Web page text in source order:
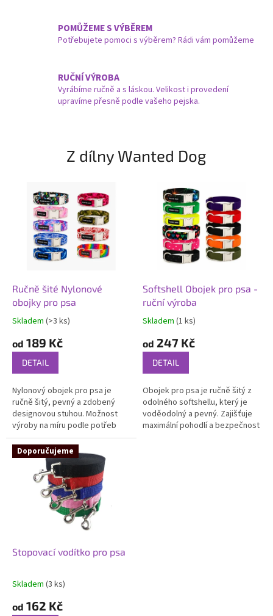
POMŮŽEME S VÝBĚREM
Potřebujete pomoci s výběrem? Rádi vám pomůžeme
RUČNÍ VÝROBA
Vyrábíme ručně a s láskou. Velikost i provedení
upravíme přesně podle vašeho pejska.
Z dílny Wanted Dog
Ručně šité Nylonové
obojky pro psa
Průměrné
produktu
4,5
5
hvězdiček.
Skladem (>3 ks)
od 189 Kč
DETAIL
Nylonový obojek pro psa je
ručně šitý, pevný a zdobený
designovou stuhou. Možnost
výroby na míru podle potřeb
vašeho psa.
Softshell Obojek pro psa -
ruční výroba
Průměrné
produktu
5,0
5
hvězdiček.
Skladem (1 ks)
od 247 Kč
DETAIL
Obojek pro psa je ručně šitý z
odolného softshellu, který je
voděodolný a pevný. Zajišťuje
maximální pohodlí a bezpečnost
Doporučujeme
Stopovací vodítko pro psa
Průměrné
produktu
Skladem (3 ks)
od 162 Kč